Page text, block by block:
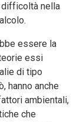
difficoltà nella
essere la
essi
di tipo
hanno anche
ambientali,
che